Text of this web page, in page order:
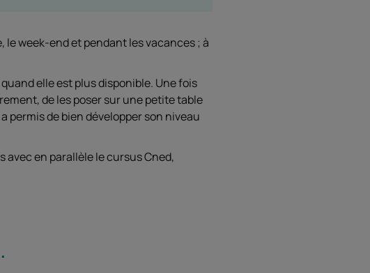
le week-end et pendant les vacances ; à
elle est plus disponible. Une fois
de les poser sur une petite table
permis de bien développer son niveau
avec en parallèle le cursus Cned,